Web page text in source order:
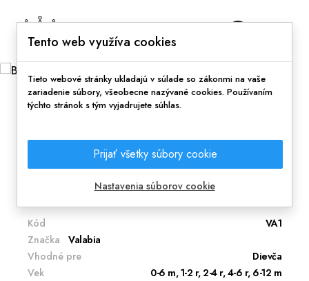
Domov Spinkanie Deky a sety
Bambusová deka (ružová)
Zababušte Vášho drobca do mäkučkej
bambusovej deky.
Kód
VA1
Značka
Valabia
Vhodné pre
Dievča
Vek
0-6 m, 1-2 r, 2-4 r, 4-6 r, 6-12 m
Tento web využíva cookies
Tieto webové stránky ukladajú v súlade so zákonmi na vaše
zariadenie súbory, všeobecne nazývané cookies. Používaním
týchto stránok s tým vyjadrujete súhlas.
Prijať všetky súbory cookie
Nastavenia súborov cookie